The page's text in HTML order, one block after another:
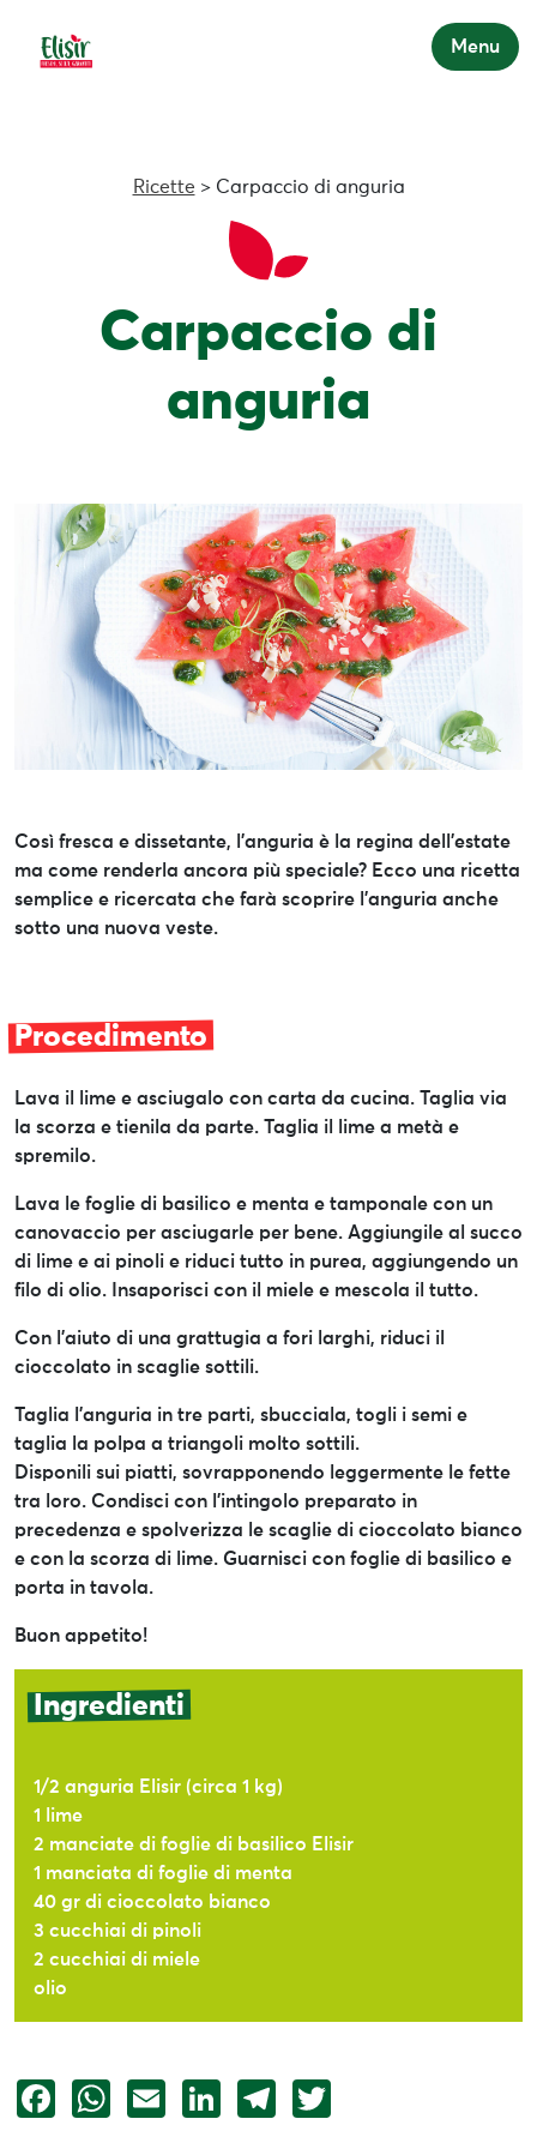
Menu
Ricette > Carpaccio di anguria
Carpaccio di
anguria
Così fresca e dissetante, l’anguria è la regina dell’estate
ma come renderla ancora più speciale? Ecco una ricetta
semplice e ricercata che farà scoprire l’anguria anche
sotto una nuova veste.
Procedimento
Lava il lime e asciugalo con carta da cucina. Taglia via
la scorza e tienila da parte. Taglia il lime a metà e
spremilo.
Lava le foglie di basilico e menta e tamponale con un
canovaccio per asciugarle per bene. Aggiungile al succo
di lime e ai pinoli e riduci tutto in purea, aggiungendo un
filo di olio. Insaporisci con il miele e mescola il tutto.
Con l’aiuto di una grattugia a fori larghi, riduci il
cioccolato in scaglie sottili.
Taglia l’anguria in tre parti, sbucciala, togli i semi e
taglia la polpa a triangoli molto sottili.
Disponili sui piatti, sovrapponendo leggermente le fette
tra loro. Condisci con l’intingolo preparato in
precedenza e spolverizza le scaglie di cioccolato bianco
e con la scorza di lime. Guarnisci con foglie di basilico e
porta in tavola.
Buon appetito!
Ingredienti
1/2 anguria Elisir (circa 1 kg)
1 lime
2 manciate di foglie di basilico Elisir
1 manciata di foglie di menta
40 gr di cioccolato bianco
3 cucchiai di pinoli
2 cucchiai di miele
olio
FacebookWhatsApp
Email LinkedInTelegram